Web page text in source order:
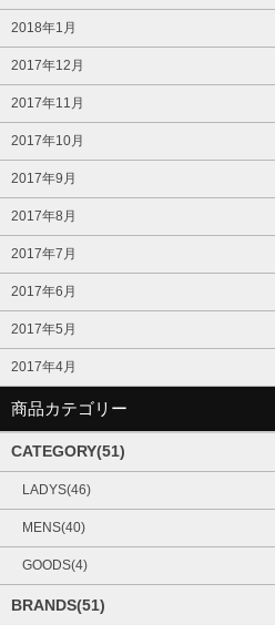
2018年1月
2017年12月
2017年11月
2017年10月
2017年9月
2017年8月
2017年7月
2017年6月
2017年5月
2017年4月
商品カテゴリー
CATEGORY(51)
LADYS(46)
MENS(40)
GOODS(4)
BRANDS(51)